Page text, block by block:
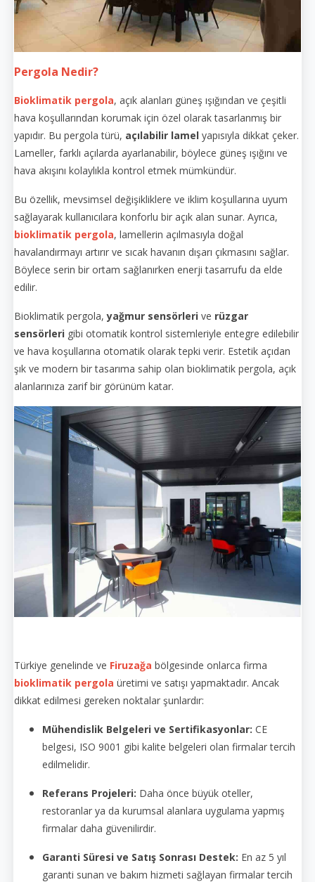
Pergola Nedir?
Bioklimatik pergola, açık alanları güneş ışığından ve çeşitli
hava koşullarından korumak için özel olarak tasarlanmış bir
yapıdır. Bu pergola türü, açılabilir lamel yapısıyla dikkat çeker.
Lameller, farklı açılarda ayarlanabilir, böylece güneş ışığını ve
hava akışını kolaylıkla kontrol etmek mümkündür.
Bu özellik, mevsimsel değişikliklere ve iklim koşullarına uyum
sağlayarak kullanıcılara konforlu bir açık alan sunar. Ayrıca,
bioklimatik pergola, lamellerin açılmasıyla doğal
havalandırmayı artırır ve sıcak havanın dışarı çıkmasını sağlar.
Böylece serin bir ortam sağlanırken enerji tasarrufu da elde
edilir.
Bioklimatik pergola,yağmur sensörleri ve rüzgar
sensörleri gibi otomatik kontrol sistemleriyle entegre edilebilir
ve hava koşullarına otomatik olarak tepki verir. Estetik açıdan
şık ve modern bir tasarıma sahip olan bioklimatik pergola, açık
alanlarınıza zarif bir görünüm katar.
Türkiye genelinde ve Firuzağa bölgesinde onlarca firma
bioklimatik pergola üretimi ve satışı yapmaktadır. Ancak
dikkat edilmesi gereken noktalar şunlardır:
Mühendislik Belgeleri ve Sertifikasyonlar: CE
belgesi, ISO 9001 gibi kalite belgeleri olan firmalar tercih
edilmelidir.
Referans Projeleri: Daha önce büyük oteller,
restoranlar ya da kurumsal alanlara uygulama yapmış
firmalar daha güvenilirdir.
Garanti Süresi ve Satış Sonrası Destek: En az 5 yıl
garanti sunan ve bakım hizmeti sağlayan firmalar tercih